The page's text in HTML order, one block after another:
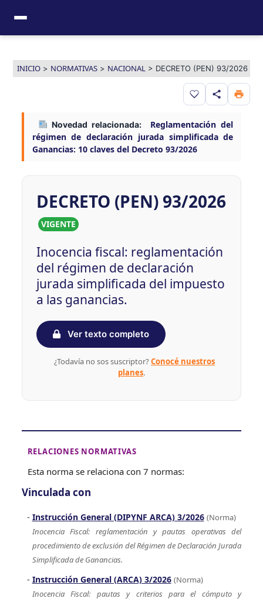
contenido
INICIO> NORMATIVAS> NACIONAL> DECRETO (PEN) 93/2026
Guardar en
Novedad relacionada:
Reglamentación del
régimen de declaración jurada simplificada de
Ganancias: 10 claves del Decreto 93/2026
DECRETO (PEN) 93/2026
VIGENTE
Inocencia fiscal: reglamentación
del régimen de declaración
jurada simplificada del impuesto
a las ganancias.
Ver texto completo
¿Todavía no sos suscriptor?Conocé nuestros
planes.
RELACIONES NORMATIVAS
Esta norma se relaciona con 7 normas:
Vinculada con
Instrucción General (DIPYNF ARCA) 3/2026 (Norma)
Inocencia Fiscal: reglamentación y pautas operativas del
procedimiento de exclusión del Régimen de Declaración Jurada
Simplificada de Ganancias.
Instrucción General (ARCA) 3/2026 (Norma)
Inocencia Fiscal: pautas y criterios para el cómputo y